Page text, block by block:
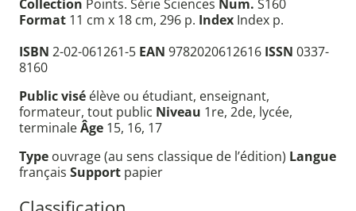
Collection Points. Série Sciences Num. S160
Format 11 cm x 18 cm, 296 p. Index Index p.
ISBN 2-02-061261-5 EAN 9782020612616 ISSN 0337-
8160
Public visé élève ou étudiant, enseignant,
formateur, tout public Niveau 1re, 2de, lycée,
terminaleÂge 15, 16, 17
Type ouvrage (au sens classique de l’édition) Langue
français Support papier